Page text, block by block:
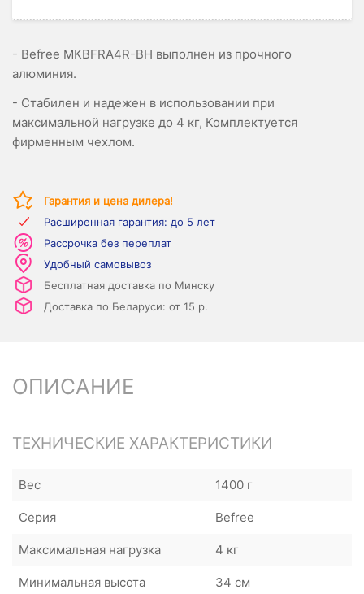
- Befree MKBFRA4R-BH выполнен из прочного
алюминия.
- Стабилен и надежен в использовании при
максимальной нагрузке до 4 кг, Комплектуется
фирменным чехлом.
Гарантия и цена дилера!
Расширенная гарантия: до 5 лет
Рассрочка без переплат
Удобный самовывоз
Бесплатная доставка по Минску
Доставка по Беларуси: от 15 р.
ОПИСАНИЕ
ТЕХНИЧЕСКИЕ ХАРАКТЕРИСТИКИ
Вес 1400 г
Серия Befree
Максимальная нагрузка 4 кг
Минимальная высота 34 см